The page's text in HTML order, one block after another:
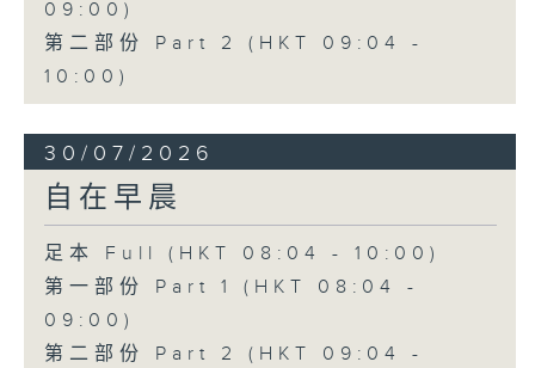
09:00)
第二部份 Part 2 (HKT 09:04 -
10:00)
30/07/2026
自在早晨
足本 Full (HKT 08:04 - 10:00)
第一部份 Part 1 (HKT 08:04 -
09:00)
第二部份 Part 2 (HKT 09:04 -